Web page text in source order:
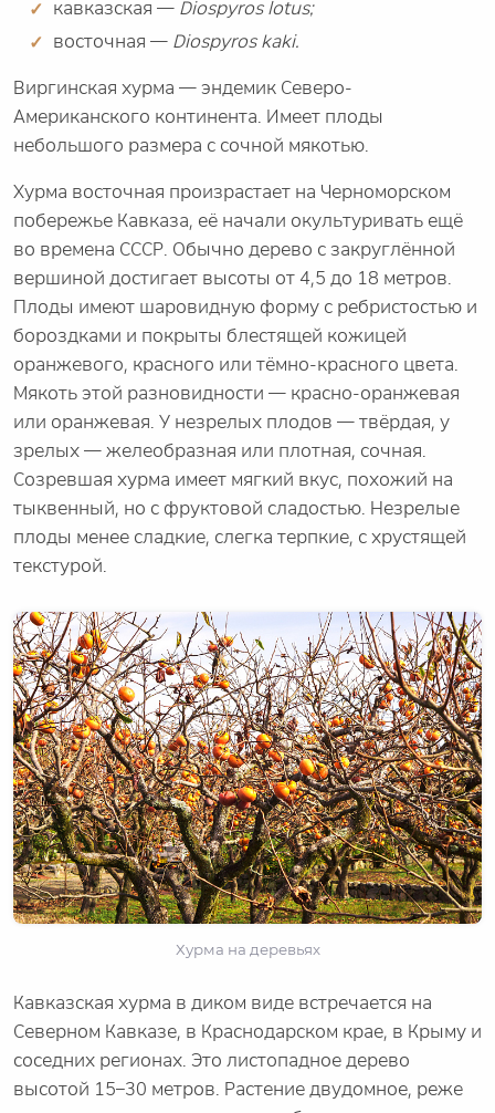
кавказская — Diospyros lotus;
восточная — Diospyros kaki.
Виргинская хурма — эндемик Северо-
Американского континента. Имеет плоды
небольшого размера с сочной мякотью.
Хурма восточная произрастает на Черноморском
побережье Кавказа, её начали окультуривать ещё
во времена СССР. Обычно дерево с закруглённой
вершиной достигает высоты от 4,5 до 18 метров.
Плоды имеют шаровидную форму с ребристостью и
бороздками и покрыты блестящей кожицей
оранжевого, красного или тёмно-красного цвета.
Мякоть этой разновидности — красно-оранжевая
или оранжевая. У незрелых плодов — твёрдая, у
зрелых — желеобразная или плотная, сочная.
Созревшая хурма имеет мягкий вкус, похожий на
тыквенный, но с фруктовой сладостью. Незрелые
плоды менее сладкие, слегка терпкие, с хрустящей
текстурой.
Хурма на деревьях
Кавказская хурма в диком виде встречается на
Северном Кавказе, в Краснодарском крае, в Крыму и
соседних регионах. Это листопадное дерево
высотой 15–30 метров. Растение двудомное, реже